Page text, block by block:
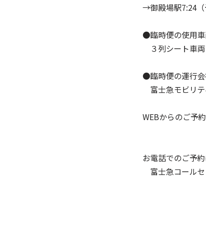
→御殿場駅7:24（
●臨時便の使用
３列シート車両
●臨時便の運行
富士急モビリ
WEBからのご予
お電話でのご予
富士急コール